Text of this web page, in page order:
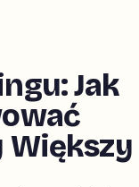
Jak
Większy